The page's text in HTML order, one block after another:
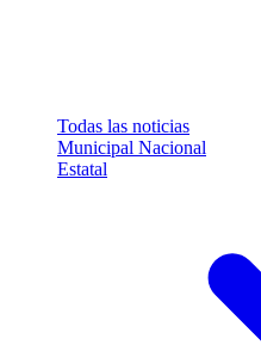
Todas las noticias
Municipal Nacional
Estatal